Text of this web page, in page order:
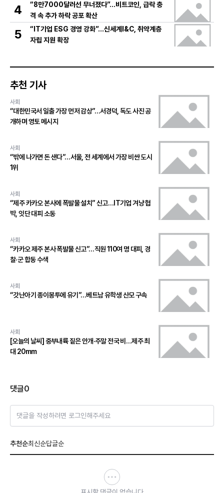
4
“8만7000달러선 무너졌다”…비트코인, 급락 충
격 속 추가 하락 공포 확산
5
“IT기업 ESG 경영 강화”…신세계I&C, 취약계층
자립 지원 확장
추천 기사
사회
“대한민국서 일출 가장 먼저 감상”…서경덕, 독도 사진 공
개하며 영토 메시지
사회
“밖에 나가면 돈 샌다”…서울, 전 세계에서 가장 비싼 도시
1위
사회
“제주 카카오 본사에 폭발물 설치” 신고…IT기업 겨냥 협
박, 잇단 대피 소동
사회
“카카오 제주 본사 폭발물 신고”…직원 110여 명 대피, 경
찰·군 합동 수색
사회
“갓난아기 종이봉투에 유기”…베트남 유학생 산모 구속
사회
[오늘의 날씨] 중부내륙 짙은 안개·주말 전국 비…제주 최
대 20mm
댓글0
댓글을 작성하려면 로그인해주세요
추천순최신순답글순